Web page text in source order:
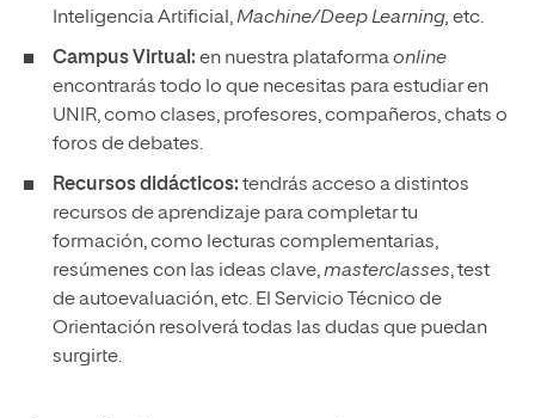
Inteligencia Artificial,Machine/Deep Learning, etc.
Campus Virtual: en nuestra plataformaonline
encontrarás todo lo que necesitas para estudiar en
UNIR, como clases, profesores, compañeros, chats o
foros de debates.
Recursos didácticos: tendrás acceso a distintos
recursos de aprendizaje para completar tu
formación, como lecturas complementarias,
resúmenes con las ideas clave,masterclasses, test
de autoevaluación, etc. El Servicio Técnico de
Orientación resolverá todas las dudas que puedan
surgirte.